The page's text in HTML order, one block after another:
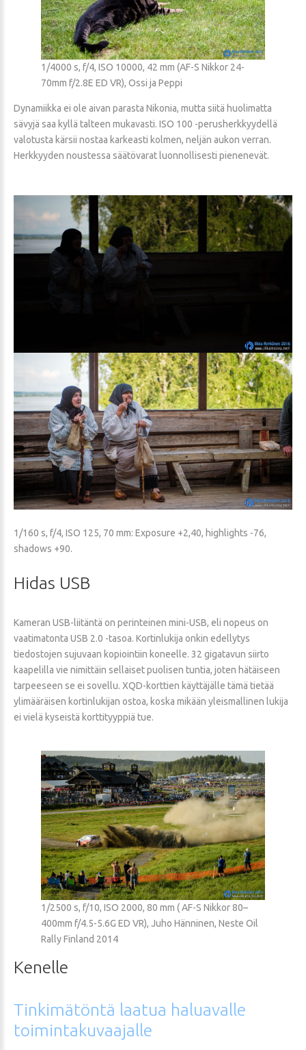
1/4000 s, f/4, ISO 10000, 42 mm (AF-S Nikkor 24-
70mm f/2.8E ED VR), Ossi ja Peppi
Dynamiikka ei ole aivan parasta Nikonia, mutta siitä huolimatta
sävyjä saa kyllä talteen mukavasti. ISO 100 -perusherkkyydellä
valotusta kärsii nostaa karkeasti kolmen, neljän aukon verran.
Herkkyyden noustessa säätövarat luonnollisesti pienenevät.
1/160 s, f/4, ISO 125, 70 mm: Exposure +2,40, highlights -76,
shadows +90.
Hidas USB
Kameran USB-liitäntä on perinteinen mini-USB, eli nopeus on
vaatimatonta USB 2.0 -tasoa. Kortinlukija onkin edellytys
tiedostojen sujuvaan kopiointiin koneelle. 32 gigatavun siirto
kaapelilla vie nimittäin sellaiset puolisen tuntia, joten hätäiseen
tarpeeseen se ei sovellu. XQD-korttien käyttäjälle tämä tietää
ylimääräisen kortinlukijan ostoa, koska mikään yleismallinen lukija
ei vielä kyseistä korttityyppiä tue.
1/2500 s, f/10, ISO 2000, 80 mm ( AF-S Nikkor 80–
400mm f/4.5-5.6G ED VR), Juho Hänninen, Neste Oil
Rally Finland 2014
Kenelle
Tinkimätöntä laatua haluavalle
toimintakuvaajalle